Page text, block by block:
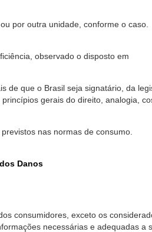
ou por outra unidade, conforme o
observado o disposto em
de que o Brasil seja signatário, da
gerais do direito, analogia,
nas normas de consumo.
Danos
consumidores, exceto os
necessárias e adequadas a